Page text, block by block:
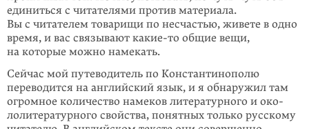
еди­ниться с читателями против материала.
Вы с читателем товарищи по несча­стью, живете в одно
время, и вас связывают какие-то общие вещи,
на которые можно намекать.
Сейчас мой путеводитель по Константинополю
переводится на английский язык, и я обнаружил там
огромное количество намеков литературного и око­
лолитературного свойства, понятных только русскому